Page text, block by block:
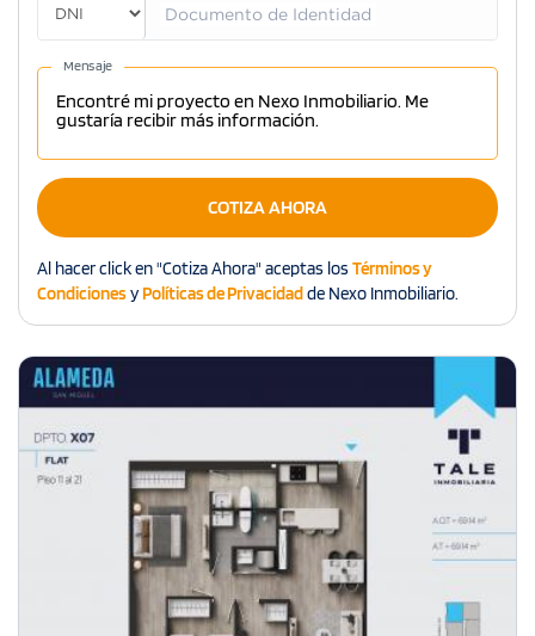
Documento de Identidad
Mensaje
COTIZA AHORA
Al hacer click en "Cotiza Ahora" aceptas los Términos y
CondicionesyPolíticas de Privacidadde Nexo Inmobiliario.